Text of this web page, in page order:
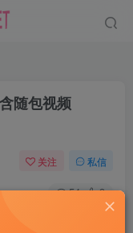
随包视频
关注 私信
54 9